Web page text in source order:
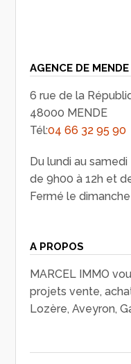
AGENCE DE MENDE
6 rue de la
48000 MENDE
Tél:04 66 32 95 90
Du lundi au samedi
de 9h00 à 12h et
Fermé le dimanche
A PROPOS
MARCEL IMMO
projets vente,
Lozère, Aveyron,